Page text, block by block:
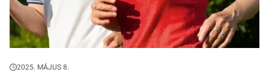
2025. MÁJUS 8.